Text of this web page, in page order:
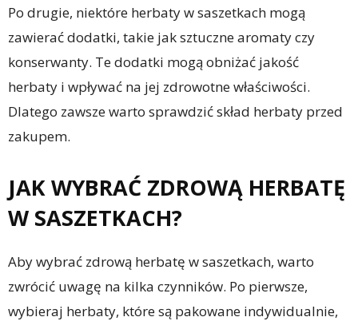
Po drugie, niektóre herbaty w saszetkach mogą
zawierać dodatki, takie jak sztuczne aromaty czy
konserwanty. Te dodatki mogą obniżać jakość
herbaty i wpływać na jej zdrowotne właściwości.
Dlatego zawsze warto sprawdzić skład herbaty przed
zakupem.
JAK WYBRAĆ ZDROWĄ HERBATĘ
W SASZETKACH?
Aby wybrać zdrową herbatę w saszetkach, warto
zwrócić uwagę na kilka czynników. Po pierwsze,
wybieraj herbaty, które są pakowane indywidualnie,